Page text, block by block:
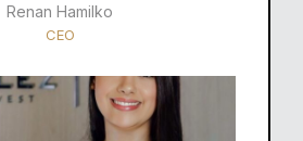
Renan Hamilko​
CEO